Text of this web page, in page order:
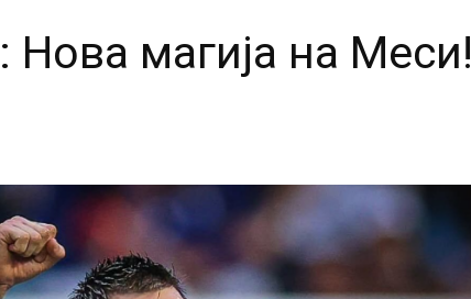
Нова магија на Меси!